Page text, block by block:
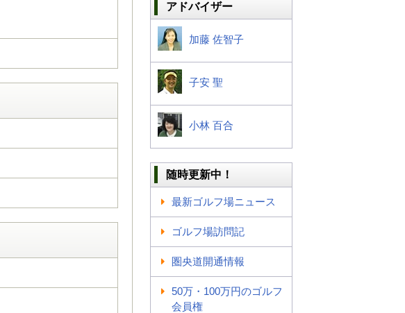
アドバイザー
加藤 佐智子
子安 聖
小林 百合
随時更新中！
最新ゴルフ場ニュース
ゴルフ場訪問記
圏央道開通情報
50万・100万円のゴルフ
会員権